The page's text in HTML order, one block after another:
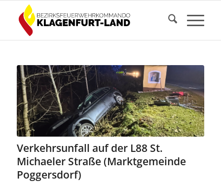
Verkehrsunfall auf der L88 St.
Michaeler Straße (Marktgemeinde
Poggersdorf)